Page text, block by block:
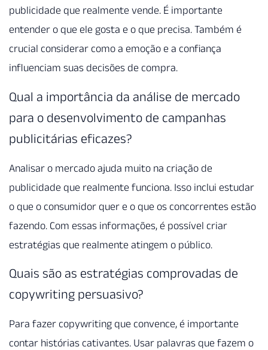
publicidade que realmente vende. É importante
entender o que ele gosta e o que precisa. Também é
crucial considerar como a emoção e a confiança
influenciam suas decisões de compra.
Qual a importância da análise de mercado
para o desenvolvimento de campanhas
publicitárias eficazes?
Analisar o mercado ajuda muito na criação de
publicidade que realmente funciona. Isso inclui estudar
o que o consumidor quer e o que os concorrentes estão
fazendo. Com essas informações, é possível criar
estratégias que realmente atingem o público.
Quais são as estratégias comprovadas de
copywriting persuasivo?
Para fazer copywriting que convence, é importante
contar histórias cativantes. Usar palavras que fazem o